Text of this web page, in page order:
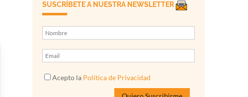
SUSCRÍBETE A NUESTRA NEWSLETTER
Acepto la Política de Privacidad